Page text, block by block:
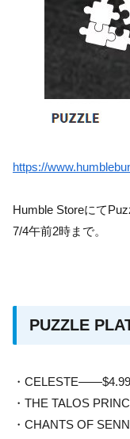
https://
Humble Storeにて
7/4午前2時まで。
PUZZLE
・CELESTE——$4.99
・THE TALOS
・CHANTS OF